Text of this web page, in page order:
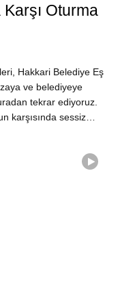
Oturma
Hakkari Belediye Eş
ve belediyeye
tekrar ediyoruz.
karşısında sessiz…